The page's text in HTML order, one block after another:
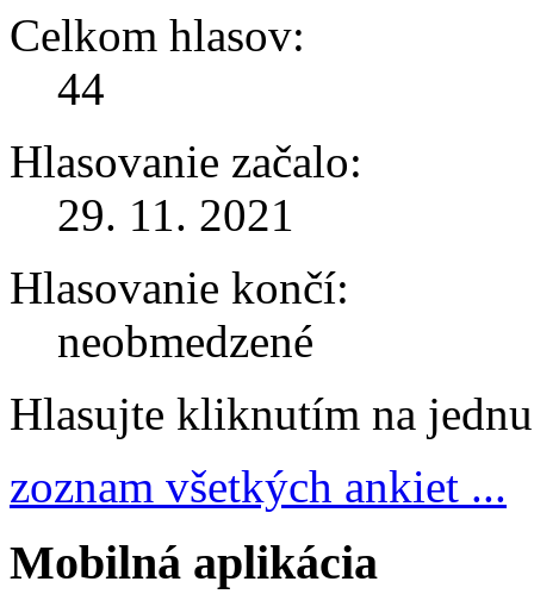
Celkom hlasov:
44
Hlasovanie začalo:
29. 11. 2021
Hlasovanie končí:
neobmedzené
Hlasujte kliknutím na
zoznam všetkých ankiet ...
Mobilná aplikácia